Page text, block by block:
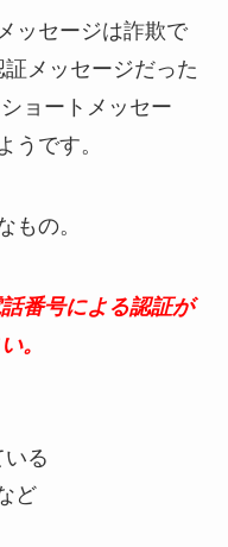
ッセージは詐欺で
メッセージだった
ョートメッセー
うです。
もの。
番号による認証が
。
る
ど